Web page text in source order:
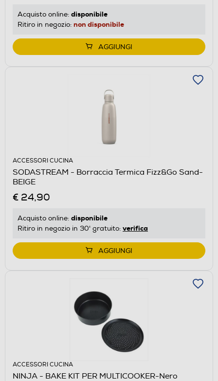
Acquisto online: disponibile
Ritiro in negozio: non disponibile
AGGIUNGI
ACCESSORI CUCINA
SODASTREAM - Borraccia Termica Fizz&Go Sand-
BEIGE
€ 24,90
Acquisto online: disponibile
Ritiro in negozio in 30' gratuito: verifica
AGGIUNGI
ACCESSORI CUCINA
NINJA - BAKE KIT PER MULTICOOKER-Nero